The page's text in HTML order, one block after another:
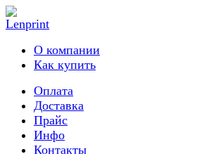
О компании
Как купить
Оплата
Доставка
Прайс
Инфо
Контакты